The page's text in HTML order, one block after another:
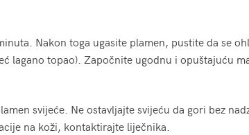
Nakon toga ugasite plamen, pustite da se
lagano topao). Započnite ugodnu i opuštajuću
svijeće. Ne ostavljajte svijeću da gori bez
na koži, kontaktirajte liječnika.